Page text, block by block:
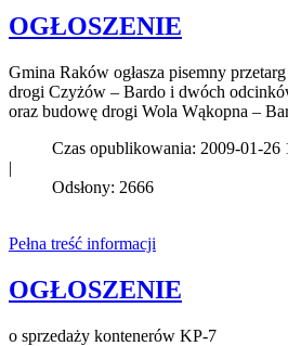
OGŁOSZENIE
Gmina Raków ogłasza pisemny
drogi Czyżów – Bardo i dwóch
oraz budowę drogi Wola Wąkopna –
Czas opublikowania: 2009-01-26
|
Odsłony: 2666
Pełna treść informacji
OGŁOSZENIE
o sprzedaży kontenerów KP-7